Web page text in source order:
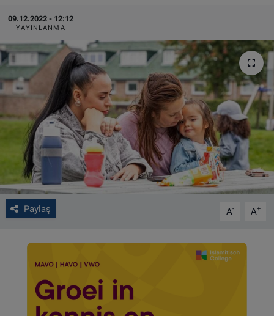
09.12.2022 - 12:12
YAYINLANMA
Paylaş A- A+
FOTO GALERİ
VIDEO GALERİ
ALGEMENE VOORWAARDEN
CONTACT
Çerez Politikası